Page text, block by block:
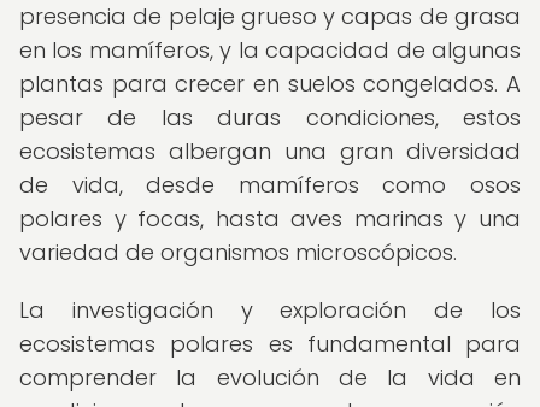
presencia de pelaje grueso y capas de grasa
en los mamíferos, y la capacidad de algunas
plantas para crecer en suelos congelados. A
pesar de las duras condiciones, estos
ecosistemas albergan una gran diversidad
de vida, desde mamíferos como osos
polares y focas, hasta aves marinas y una
variedad de organismos microscópicos.
La investigación y exploración de los
ecosistemas polares es fundamental para
comprender la evolución de la vida en